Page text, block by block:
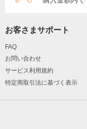
お客さまサポート
FAQ
お問い合わせ
サービス利用規約
特定商取引法に基づく表示